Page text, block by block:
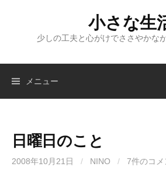
ツ
小さな生
少しの工夫と心がけでささやかな
メニュー
日曜日のこと
2008年10月21日 / NINO / 7件のコメ